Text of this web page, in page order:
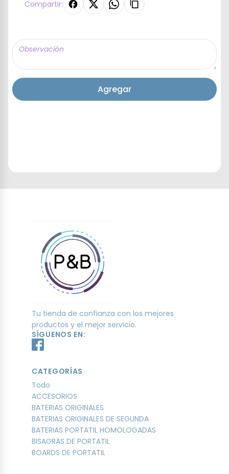
Compartir:
Agregar
Tu tienda de confianza con los mejores
productos y el mejor servicio.
SÍGUENOS EN:
CATEGORÍAS
Todo
ACCESORIOS
BATERIAS ORIGINALES
BATERIAS ORIGINALES DE SEGUNDA
BATERIAS PORTATIL HOMOLOGADAS
BISAGRAS DE PORTATIL
BOARDS DE PORTATIL